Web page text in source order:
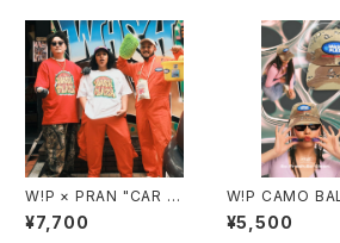
W!P × PRAN "CAR W
ASH PLAZA" S/S TE
E
¥7,700
W!P CAMO
P
¥5,500